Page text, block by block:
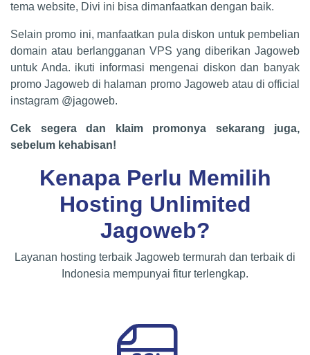
tema website, Divi ini bisa dimanfaatkan dengan baik.
Selain promo ini, manfaatkan pula diskon untuk pembelian
domain atau berlangganan VPS yang diberikan Jagoweb
untuk Anda. ikuti informasi mengenai diskon dan banyak
promo Jagoweb di halaman promo Jagoweb atau di official
instagram @jagoweb.
Cek segera dan klaim promonya sekarang juga,
sebelum kehabisan!
Kenapa Perlu Memilih
Hosting Unlimited
Jagoweb?
Layanan hosting terbaik Jagoweb termurah dan terbaik di
Indonesia mempunyai fitur terlengkap.